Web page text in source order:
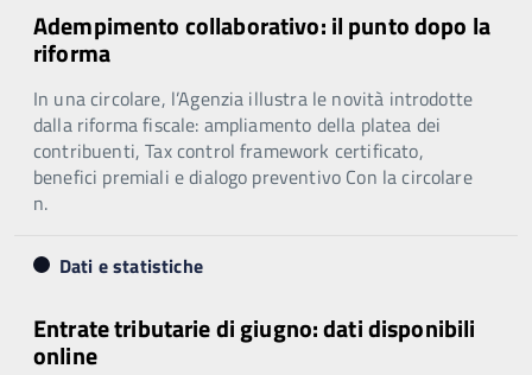
Adempimento collaborativo: il punto dopo la
riforma
In una circolare, l’Agenzia illustra le novità introdotte
dalla riforma fiscale: ampliamento della platea dei
contribuenti, Tax control framework certificato,
benefici premiali e dialogo preventivo Con la circolare
n.
Dati e statistiche
Entrate tributarie di giugno: dati disponibili
online